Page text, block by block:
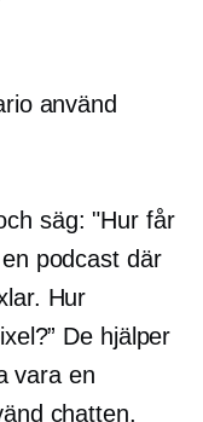
använd
säg: "Hur får
podcast där
Hur
De hjälper
vara en
chatten,